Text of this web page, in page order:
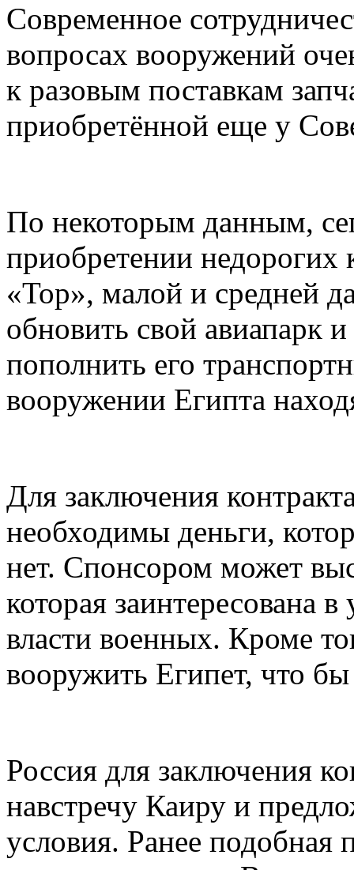
Современное
вопросах вооружений
к разовым поставкам
приобретённой еще у
По некоторым данным,
приобретении
«Тор», малой и средней
обновить свой авиапарк
пополнить его
вооружении Египта
Для заключения
необходимы деньги,
нет. Спонсором может
которая заинтересована
власти военных. Кроме
вооружить Египет, что
Россия для заключения
навстречу Каиру и
условия. Ранее подобная